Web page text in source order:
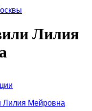
Лилия
Лилия Мейровна